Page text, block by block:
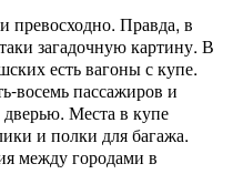
превосходно. Правда, в
загадочную картину. В
есть вагоны с купе.
восемь пассажиров и
дверью. Места в купе
и полки для багажа.
между городами в